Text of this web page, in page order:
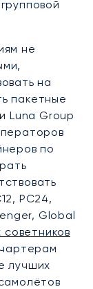
не
на
пакетные
Luna Group
по
PC24,
Global
лучших